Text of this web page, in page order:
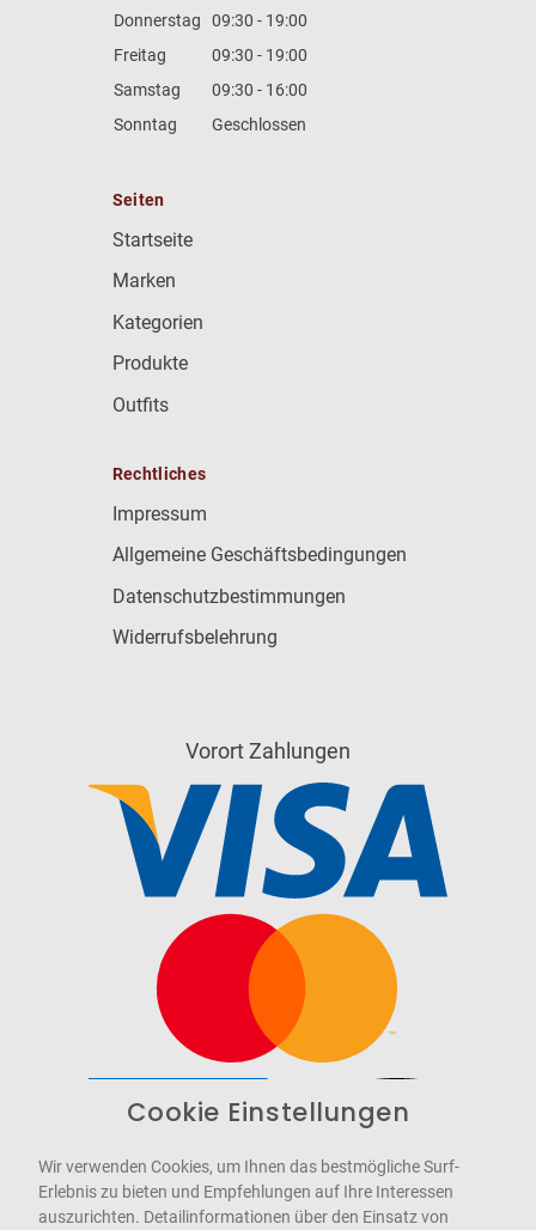
Donnerstag
09:30 - 19:00
Freitag
09:30 - 19:00
Samstag
09:30 - 16:00
Sonntag
Geschlossen
Seiten
Startseite
Marken
Kategorien
Produkte
Outfits
Rechtliches
Impressum
Allgemeine Geschäftsbedingungen
Datenschutzbestimmungen
Widerrufsbelehrung
Vorort Zahlungen
WCAG-2.1-AA
Cookie Einstellungen
Wir verwenden Cookies, um Ihnen das bestmögliche Surf-
Erlebnis zu bieten und Empfehlungen auf Ihre Interessen
auszurichten. Detailinformationen über den Einsatz von